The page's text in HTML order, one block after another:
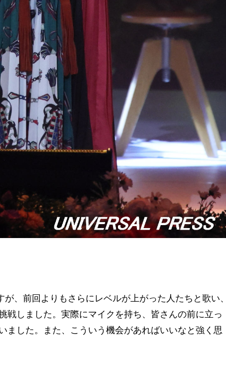
、前回よりもさらにレベルが上がった人たちと歌い、
戦しました。実際にマイクを持ち、皆さんの前に立っ
ました。また、こういう機会があればいいなと強く思